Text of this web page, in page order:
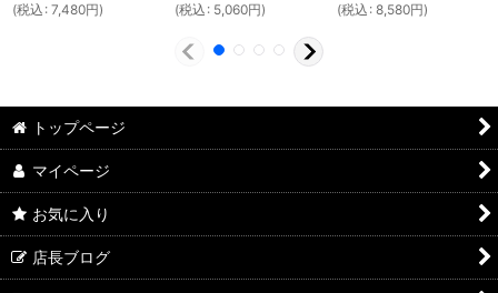
(税込 : 7,480円)
(税込 : 5,060円)
(税込 : 8,580円)
トップページ
マイページ
お気に入り
店長ブログ